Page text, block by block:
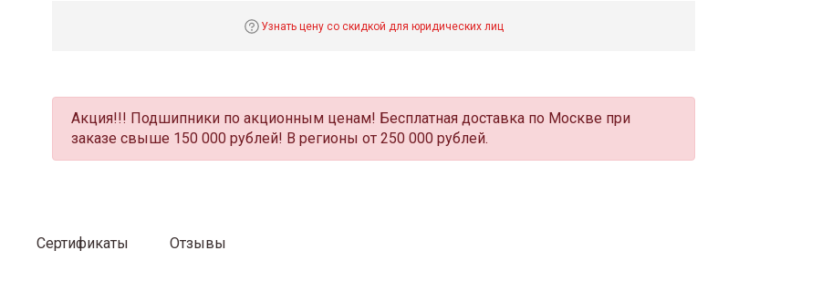
Узнать цену со скидкой для юридических лиц
Акция!!! Подшипники по акционным ценам! Бесплатная доставка по Москве при
заказе свыше 150 000 рублей! В регионы от 250 000 рублей.
Сертификаты Отзывы